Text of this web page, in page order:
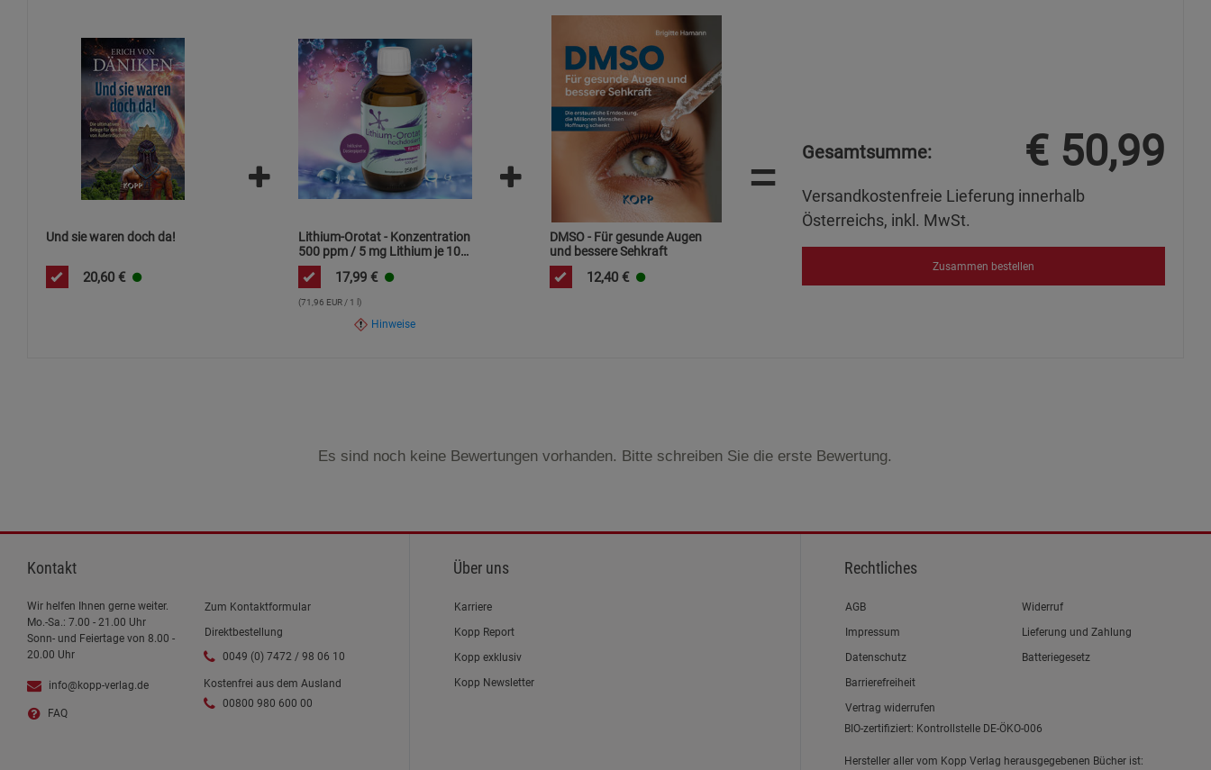
Und sie waren doch da!
20,60 €
Lithium-Orotat - Konzentration
500 ppm / 5 mg Lithium je 10
ml / hochdosiert
17,99 €
(71,96 EUR / 1 l)
Hinweise
DMSO - Für gesunde Augen
und bessere Sehkraft
12,40 €
= Gesamtsumme: € 50,99
Versandkostenfreie Lieferung innerhalb
Österreichs, inkl. MwSt.
Zusammen bestellen
Es sind noch keine Bewertungen vorhanden. Bitte schreiben Sie die erste Bewertung.
Kontakt
Wir helfen Ihnen gerne weiter.
Mo.-Sa.: 7.00 - 21.00 Uhr
Sonn- und Feiertage von 8.00 -
20.00 Uhr
info@kopp-verlag.de
FAQ
Zum Kontaktformular
Direktbestellung
0049 (0) 7472 / 98 06 10
Kostenfrei aus dem Ausland
00800 980 600 00
Über uns
Karriere
Kopp Report
Kopp exklusiv
Kopp Newsletter
Rechtliches
Link zum/zur
AGB
Link zum/zur
Impressum
Link zum/zur
Datenschutz
Link zum/zur
Barrierefreiheit
Vertrag widerrufen
Widerruf
Lieferung und Zahlung
Batteriegesetz
BIO-zertifiziert: Kontrollstelle DE-ÖKO-006
Hersteller aller vom Kopp Verlag herausgegebenen Bücher ist:
Cookie-Informationenanzeigen
Marketing Cookies (3)
Beschreibung Marketing Cookies
Cookie-Informationen anzeigen
Datenschutzerklärung